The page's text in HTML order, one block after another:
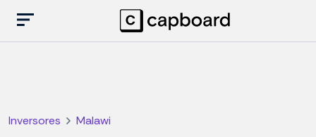
Inversores Malawi